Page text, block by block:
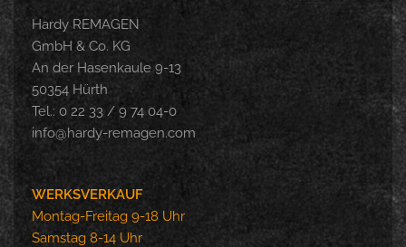
Hardy REMAGEN
GmbH & Co. KG
An der Hasenkaule 9-13
50354 Hürth
Tel.: 0 22 33 / 9 74 04-0
info@hardy-remagen.com
WERKSVERKAUF
Montag-Freitag 9-18 Uhr
Samstag 8-14 Uhr